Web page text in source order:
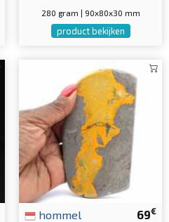
280 gram | 90x80x30 mm
product bekijken
69€
hommel